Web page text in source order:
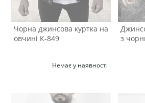
Чорна джинсова куртка на
овчині К-849
Немає у наявності
з